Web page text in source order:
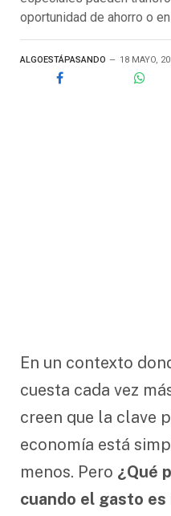
oportunidad de ahorro o
ALGOESTÁPASANDO 18 MAYO,
En un contexto
cuesta cada vez
creen que la clave
economía está
menos. Pero ¿Qué
cuando el gasto es